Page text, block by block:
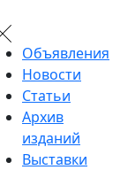
Объявления
Новости
Статьи
Архив
изданий
Выставки